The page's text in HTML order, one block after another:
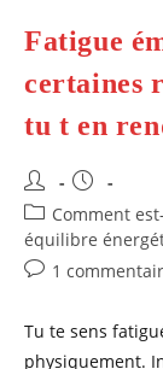
Fatigue
certaines
tu t en
Auteur/autrice
de
la
publication :
Publication
publiée :
Post
category:
Comment
équilibre
Commentaires
la
publication :
1
Tu te sens
physiquement.